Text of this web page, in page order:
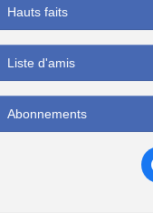
Hauts faits
Liste d'amis
Abonnements